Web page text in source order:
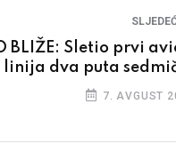
BLIŽE: Sletio prvi
linija dva puta
7. AVGUST